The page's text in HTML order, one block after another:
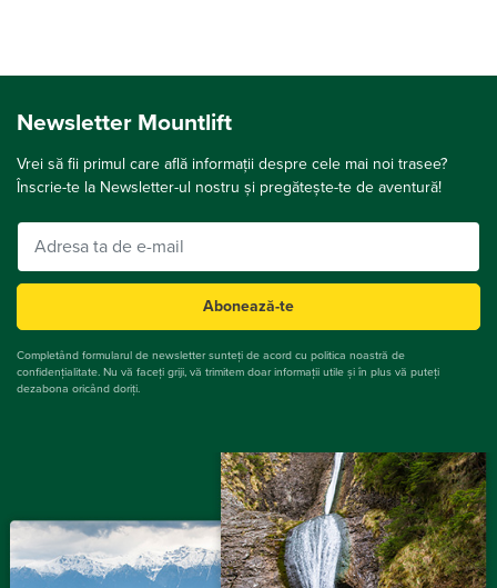
Newsletter Mountlift
Vrei să fii primul care află informații despre cele mai noi trasee?
Înscrie-te la Newsletter-ul nostru și pregătește-te de aventură!
Abonează-te
Completând formularul de newsletter sunteți de acord cu politica noastră de
confidențialitate. Nu vă faceți griji, vă trimitem doar informații utile și în plus vă puteți
dezabona oricând doriți.